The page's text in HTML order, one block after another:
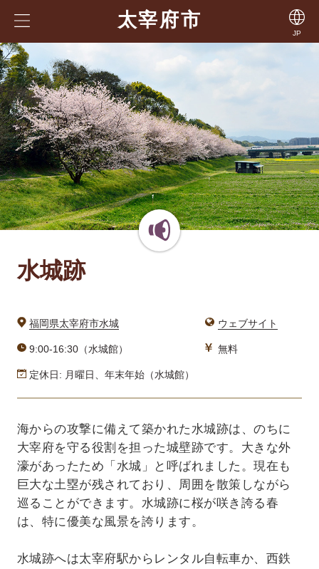
太宰府市
JP
水城跡
福岡県太宰府市水城 ウェブサイト
9:00-16:30（水城館） 無料
定休日: 月曜日、年末年始（水城館）
海からの攻撃に備えて築かれた水城跡は、のちに
大宰府を守る役割を担った城壁跡です。大きな外
濠があったため「水城」と呼ばれました。現在も
巨大な土塁が残されており、周囲を散策しながら
巡ることができます。水城跡に桜が咲き誇る春
は、特に優美な風景を誇ります。
水城跡へは太宰府駅からレンタル自転車か、西鉄